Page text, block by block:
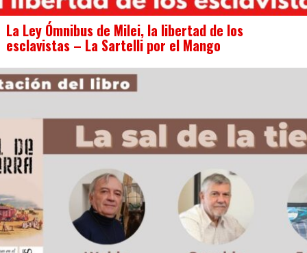
La Ley Ómnibus de Milei, la libertad de los
esclavistas – La Sartelli por el Mango